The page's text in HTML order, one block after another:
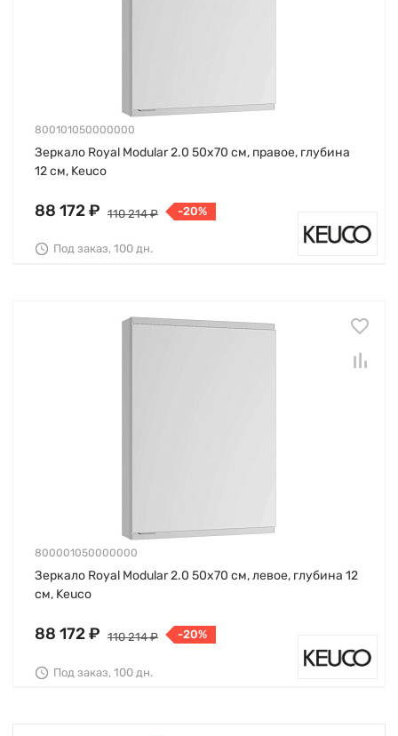
800101050000000
Зеркало Royal Modular 2.0 50х70 см, правое, глубина
12 см, Keuco
88 172 ₽ 110 214 ₽ -20%
Под заказ, 100 дн.
800001050000000
Зеркало Royal Modular 2.0 50х70 см, левое, глубина 12
см, Keuco
88 172 ₽ 110 214 ₽ -20%
Под заказ, 100 дн.